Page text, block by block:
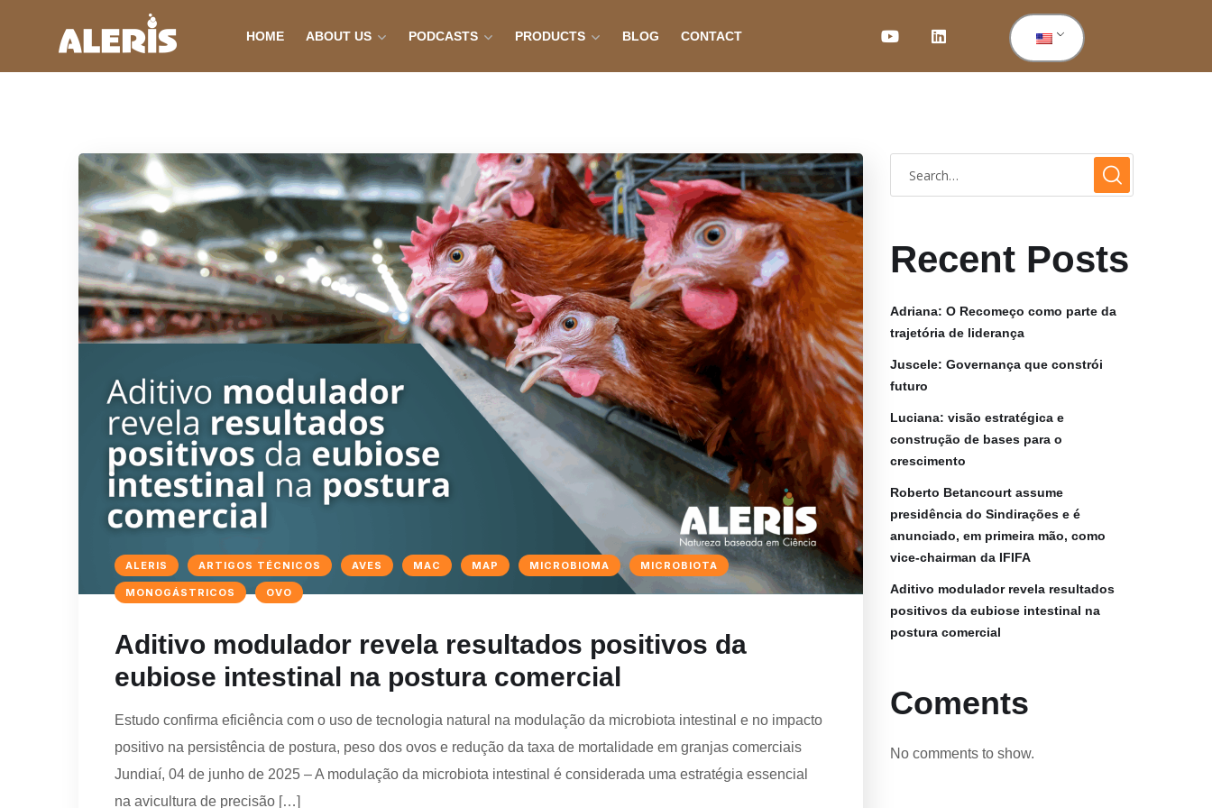
HOME ABOUT US PODCASTS PRODUCTS BLOG CONTACT
ALERIS ARTIGOS TÉCNICOS AVES MAC MAP MICROBIOMA MICROBIOTA
MONOGÁSTRICOS OVO
Aditivo modulador revela resultados positivos da
eubiose intestinal na postura comercial
Estudo confirma eficiência com o uso de tecnologia natural na modulação da microbiota intestinal e no impacto
positivo na persistência de postura, peso dos ovos e redução da taxa de mortalidade em granjas comerciais
Jundiaí, 04 de junho de 2025 – A modulação da microbiota intestinal é considerada uma estratégia essencial
na avicultura de precisão […]
Recent Posts
Adriana: O Recomeço como parte da
trajetória de liderança
Juscele: Governança que constrói
futuro
Luciana: visão estratégica e
construção de bases para o
crescimento
Roberto Betancourt assume
presidência do Sindirações e é
anunciado, em primeira mão, como
vice-chairman da IFIFA
Aditivo modulador revela resultados
positivos da eubiose intestinal na
postura comercial
Coments
No comments to show.